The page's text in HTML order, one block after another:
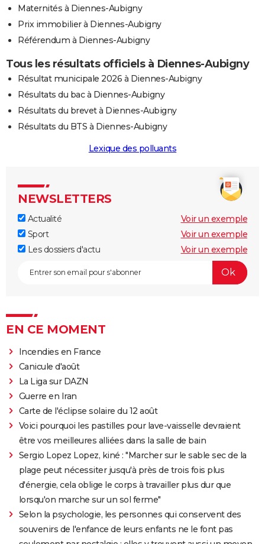
Maternités à Diennes-Aubigny
Prix immobilier à Diennes-Aubigny
Référendum à Diennes-Aubigny
Tous les résultats officiels à Diennes-Aubigny
Résultat municipale 2026 à Diennes-Aubigny
Résultats du bac à Diennes-Aubigny
Résultats du brevet à Diennes-Aubigny
Résultats du BTS à Diennes-Aubigny
Lexique des polluants
NEWSLETTERS
Actualité
Voir un exemple
Sport
Voir un exemple
Les dossiers d'actu
Voir un exemple
EN CE MOMENT
Incendies en France
Canicule d'août
La Liga sur DAZN
Guerre en Iran
Carte de l'éclipse solaire du 12 août
Voici pourquoi les pastilles pour lave-vaisselle devraient
être vos meilleures alliées dans la salle de bain
Sergio Lopez Lopez, kiné : "Marcher sur le sable sec de la
plage peut nécessiter jusqu'à près de trois fois plus
d'énergie, cela oblige le corps à travailler plus dur que
lorsqu'on marche sur un sol ferme"
Selon la psychologie, les personnes qui conservent des
souvenirs de l'enfance de leurs enfants ne le font pas